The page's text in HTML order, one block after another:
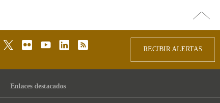
arriba
twitterflickr youtubelinkedinrss
RECIBIR ALERTAS
Enlaces destacados